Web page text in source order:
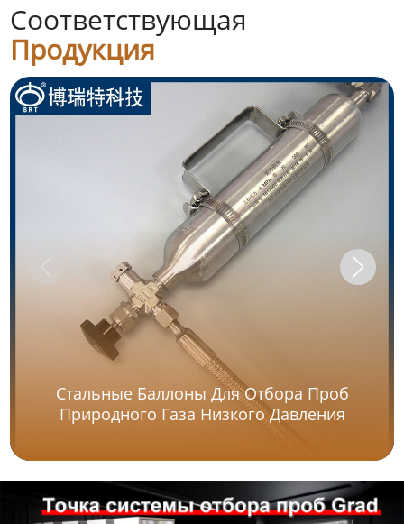
Соответствующая
Продукция
Стальные Баллоны Для Отбора Проб
Природного Газа Низкого Давления